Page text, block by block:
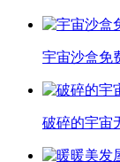
宇宙沙盒免
破碎的宇宙